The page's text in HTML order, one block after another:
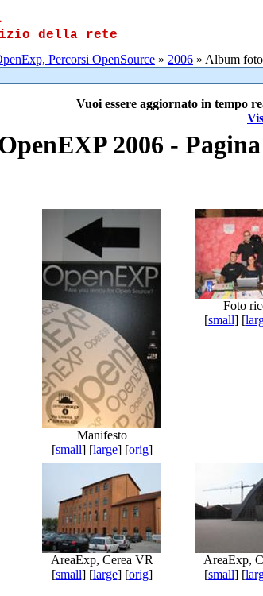
della rete
Percorsi OpenSource » 2006 » Album
Vuoi essere aggiornato in tempo
2006 -
Manifesto
[small] [large] [orig]
Foto
[small] [
AreaExp, Cerea VR
[small] [large] [orig]
AreaExp,
[small] [